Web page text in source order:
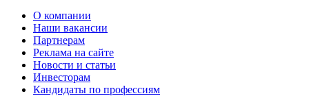
О компании
Наши вакансии
Партнерам
Реклама на сайте
Новости и статьи
Инвесторам
Кандидаты по профессиям